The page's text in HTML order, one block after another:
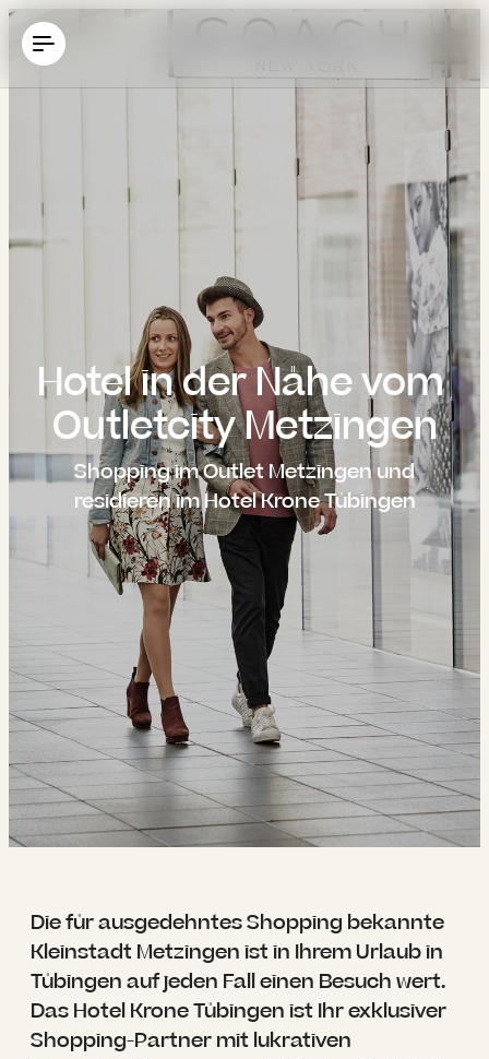
----
----
----
Hotel in der Nähe vom
Outletcity Metzingen
Shopping im Outlet Metzingen und
residieren im Hotel Krone Tübingen
Die für ausgedehntes Shopping bekannte
Kleinstadt Metzingen ist in Ihrem Urlaub in
Tübingen auf jeden Fall einen Besuch wert.
Das Hotel Krone Tübingen ist Ihr exklusiver
Shopping-Partner mit lukrativen